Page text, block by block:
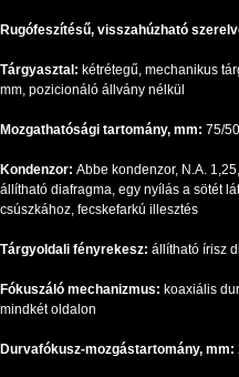
Rugófeszítésű, visszahúzható
Tárgyasztal: kétrétegű, mechanikus
mm, pozicionáló állvány nélkül
Mozgathatósági tartomány, mm: 75/50
Kondenzor: Abbe kondenzor, N.A.
állítható diafragma, egy nyílás a sötét
csúszkához, fecskefarkú illesztés
Tárgyoldali fényrekesz: állítható írisz
Fókuszáló mechanizmus: koaxiális
mindkét oldalon
Durvafókusz-mozgástartomány, mm: